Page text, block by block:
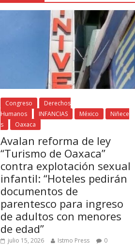
Congreso
Derechos
Humanos
INFANCIAS México
Niñece
s
Oaxaca
Avalan reforma de ley
“Turismo de Oaxaca”
contra explotación sexual
infantil: “Hoteles pedirán
documentos de
parentesco para ingreso
de adultos con menores
de edad”
julio 15, 2026 Istmo Press 0